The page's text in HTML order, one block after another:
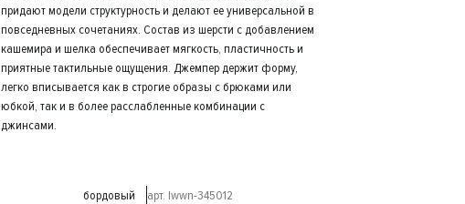
придают модели структурность и делают ее универсальной в
повседневных сочетаниях. Состав из шерсти с добавлением
кашемира и шелка обеспечивает мягкость, пластичность и
приятные тактильные ощущения. Джемпер держит форму,
легко вписывается как в строгие образы с брюками или
юбкой, так и в более расслабленные комбинации с
джинсами.
бордовый арт. lwwn-345012